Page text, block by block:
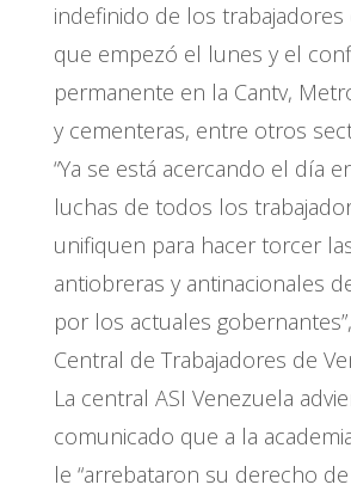
indefinido de los trabajadores
que empezó el lunes y el
permanente en la Cantv,
y cementeras, entre otros
“Ya se está acercando el día
luchas de todos los
unifiquen para hacer torcer
antiobreras y antinacionales
por los actuales
Central de Trabajadores de
La central ASI Venezuela
comunicado que a la
le “arrebataron su derecho